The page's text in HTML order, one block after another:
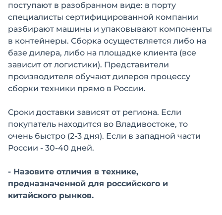
поступают в разобранном виде: в порту
специалисты сертифицированной компании
разбирают машины и упаковывают компоненты
в контейнеры. Сборка осуществляется либо на
базе дилера, либо на площадке клиента (все
зависит от логистики). Представители
производителя обучают дилеров процессу
сборки техники прямо в России.
Сроки доставки зависят от региона. Если
покупатель находится во Владивостоке, то
очень быстро (2-3 дня). Если в западной части
России - 30-40 дней.
- Назовите отличия в технике,
предназначенной для российского и
китайского рынков.